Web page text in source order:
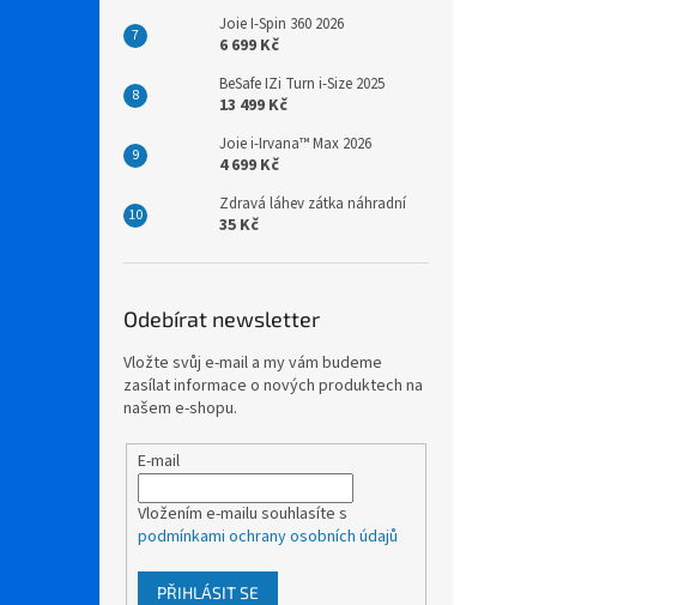
Joie I-Spin 360 2026
6 699 Kč
BeSafe IZi Turn i-Size 2025
13 499 Kč
Joie i-Irvana™ Max 2026
4 699 Kč
Zdravá láhev zátka náhradní
35 Kč
Odebírat newsletter
Vložte svůj e-mail a my vám budeme
zasílat informace o nových produktech na
našem e-shopu.
E-mail
Vložením e-mailu souhlasíte s
podmínkami ochrany osobních údajů
PŘIHLÁSIT SE